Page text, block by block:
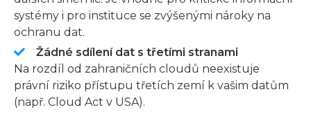
systémy i pro instituce se zvýšenými nároky na
ochranu dat.
Žádné sdílení dat s třetími stranami
Na rozdíl od zahraničních cloudů neexistuje
právní riziko přístupu třetích zemí k vašim datům
(např. Cloud Act v USA).